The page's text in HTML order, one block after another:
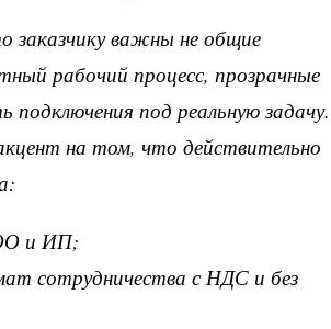
важны не общие
рабочий процесс, прозрачные
подключения под реальную задачу.
на том, что действительно
и ИП;
сотрудничества с НДС и без